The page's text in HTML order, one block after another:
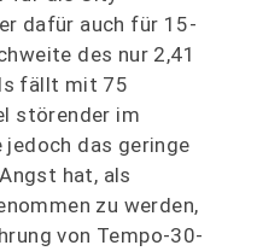
dafür auch für 15-
des nur 2,41
fällt mit 75
störender im
das geringe
hat, als
zu werden,
von Tempo-30-